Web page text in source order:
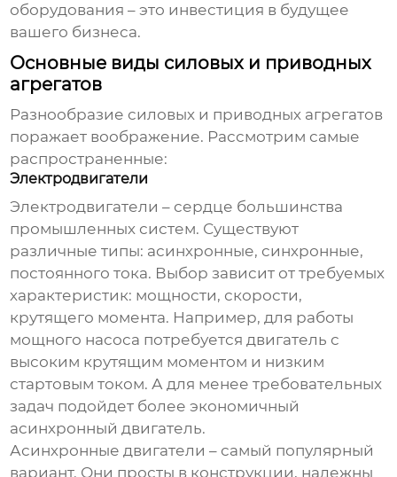
оборудования – это инвестиция в будущее
вашего бизнеса.
Основные виды силовых и приводных
агрегатов
Разнообразие силовых и приводных агрегатов
поражает воображение. Рассмотрим самые
распространенные:
Электродвигатели
Электродвигатели – сердце большинства
промышленных систем. Существуют
различные типы: асинхронные, синхронные,
постоянного тока. Выбор зависит от требуемых
характеристик: мощности, скорости,
крутящего момента. Например, для работы
мощного насоса потребуется двигатель с
высоким крутящим моментом и низким
стартовым током. А для менее требовательных
задач подойдет более экономичный
асинхронный двигатель.
Асинхронные двигатели – самый популярный
вариант. Они просты в конструкции, надежны